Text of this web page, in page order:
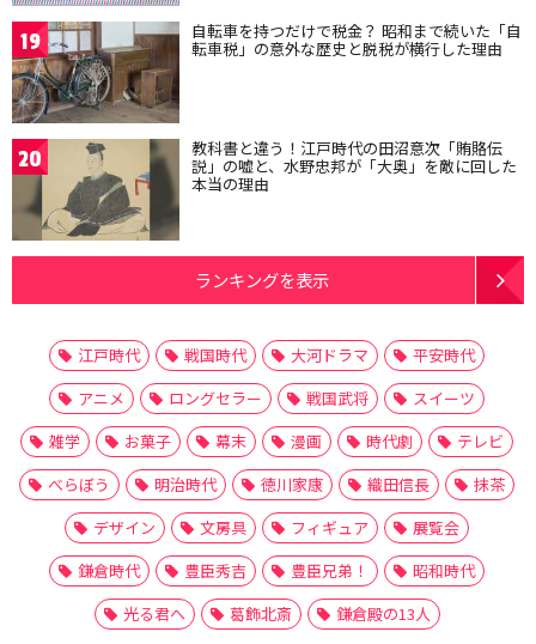
19 自転車を持つだけで税金？ 昭和まで続いた「自
転車税」の意外な歴史と脱税が横行した理由
20 教科書と違う！江戸時代の田沼意次「賄賂伝
説」の嘘と、水野忠邦が「大奥」を敵に回した
本当の理由
ランキングを表示
江戸時代 戦国時代 大河ドラマ
平安時代
アニメ
ロングセラー 戦国武将
スイーツ
雑学
お菓子 幕末 漫画 時代劇
テレビ
べらぼう
明治時代 徳川家康 織田信長
抹茶
デザイン
文房具 フィギュア
展覧会
鎌倉時代
豊臣秀吉 豊臣兄弟！
昭和時代
光る君へ
葛飾北斎 鎌倉殿の13人